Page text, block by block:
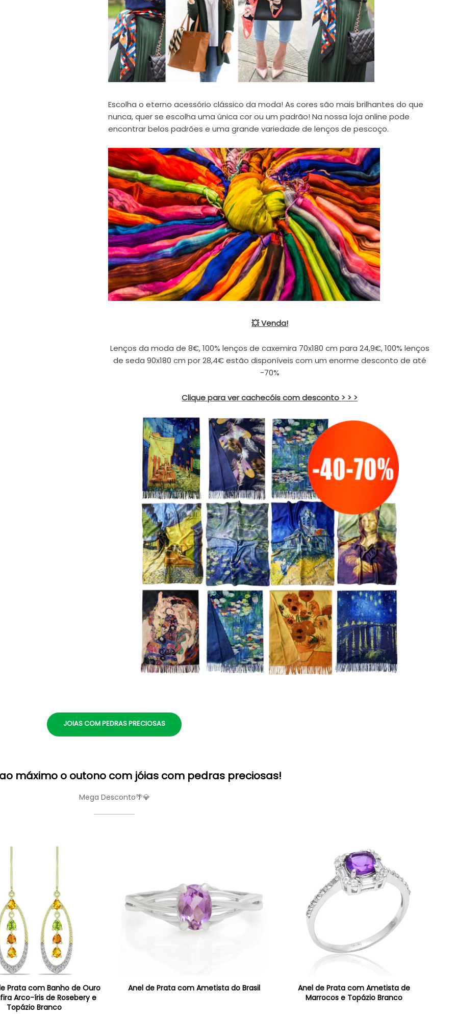
Escolha o eterno acessório clássico da moda! As cores são mais brilhantes do que
nunca, quer se escolha uma única cor ou um padrão! Na nossa loja online pode
encontrar belos padrões e uma grande variedade de lenços de pescoço.
💥 Venda!
Lenços da moda de 8€, 100% lenços de caxemira 70x180 cm para 24,9€, 100% lenços
de seda 90x180 cm por 28,4€ estão disponíveis com um enorme desconto de até
-70%
Clique para ver cachecóis com desconto > > >
JOIAS COM PEDRAS PRECIOSAS
máximo o outono com jóias com pedras preciosas!
Mega Desconto🌴💎
Prata com Banho de Ouro
Arco-íris de Rosebery e
Topázio Branco
Anel de Prata com Ametista do Brasil
Anel de Prata com Ametista de
Marrocos e Topázio Branco